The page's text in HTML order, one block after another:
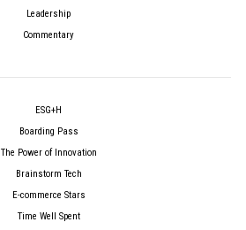
Leadership
Commentary
ESG+H
Boarding Pass
The Power of Innovation
Brainstorm Tech
E-commerce Stars
Time Well Spent